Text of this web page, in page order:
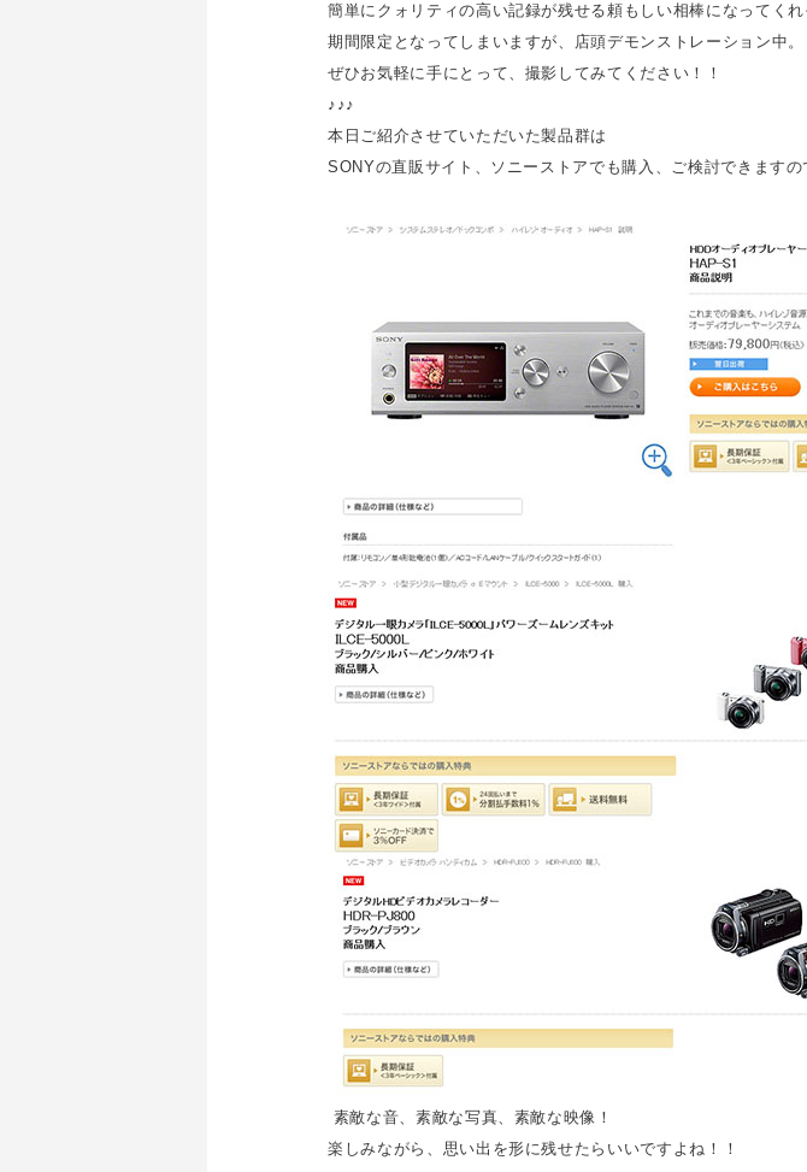
簡単にクォリティの高い記録が残せる頼もしい相棒になってくれ
期間限定となってしまいますが、店頭デモンストレーション中。
ぜひお気軽に手にとって、撮影してみてください！！
♪♪♪
本日ご紹介させていただいた製品群は
SONYの直販サイト、ソニーストアでも購入、ご検討できますの
素敵な音、素敵な写真、素敵な映像！
楽しみながら、思い出を形に残せたらいいですよね！！